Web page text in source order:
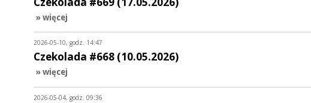
» więcej
2026-05-10, godz. 14:47
Czekolada #668 (10.05.2026)
» więcej
2026-05-04, godz. 09:36